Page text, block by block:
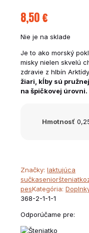
8,50€
Nie je na sklade
Je to ako morský
misky nielen skvelú
zdravie z hlbín
žiari, kĺby sú
na špičkovej úrovni.
Hmotnosť
Značky: laktujúca
sučkasenioršteniatko
pesKategória:
368-2-1-1-1
Odporúčame pre: